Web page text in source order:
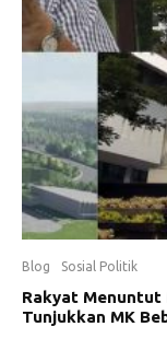
Blog Sosial Politik
Rakyat Menuntut
Tunjukkan MK